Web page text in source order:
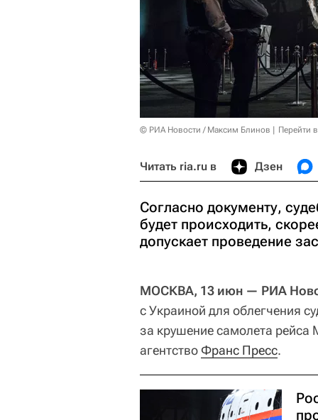
© РИА Новости / Максим Блинов Перейти
Читать ria.ru в Дзен
Согласно документу,
будет происходить,
допускает проведение
МОСКВА, 13 июн — РИА
с Украиной для облегчения
за крушение самолета рейса
агентство Франс Пресс.